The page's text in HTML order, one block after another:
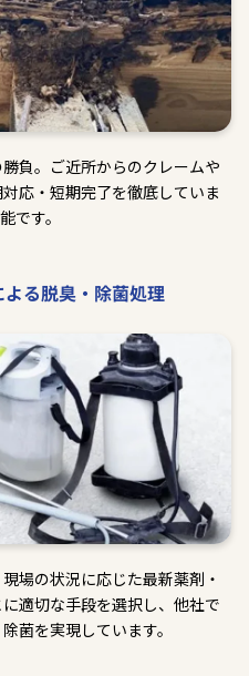
負。ご近所からのクレームや
応・短期完了を徹底していま
です。
る脱臭・除菌処理
場の状況に応じた最新薬剤・
適切な手段を選択し、他社で
菌を実現しています。